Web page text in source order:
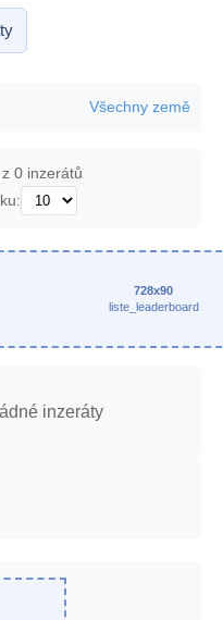
Všechny země
0 inzerátů
728x90
liste_leaderboard
inzeráty